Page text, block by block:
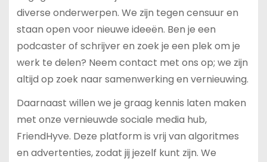
diverse onderwerpen. We zijn tegen censuur en
staan open voor nieuwe ideeën. Ben je een
podcaster of schrijver en zoek je een plek om je
werk te delen? Neem contact met ons op; we zijn
altijd op zoek naar samenwerking en vernieuwing.
Daarnaast willen we je graag kennis laten maken
met onze vernieuwde sociale media hub,
FriendHyve. Deze platform is vrij van algoritmes
en advertenties, zodat jij jezelf kunt zijn. We